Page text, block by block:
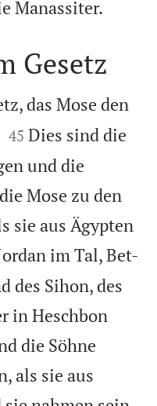
Manassiter.
Gesetz
das Mose den


45 Dies sind die
und die
Mose zu den
sie aus Ägypten
im Tal, Bet-
des Sihon, des
in Heschbon
die Söhne
als sie aus